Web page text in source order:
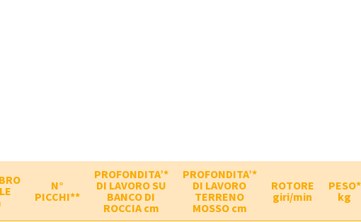
N°
PICCHI**
PROFONDITA’*
DI LAVORO SU
BANCO DI
ROCCIA cm
PROFONDITA’*
DI LAVORO
TERRENO
MOSSO cm
ROTORE
giri/min
PESO*
kg